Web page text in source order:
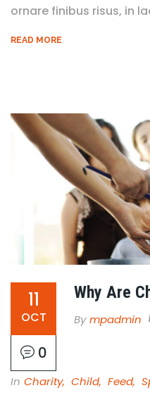
ornare finibus risus, in
READ MORE
11
OCT
0
Why Are
By Mpadmin
In Charity, Child, Feed,